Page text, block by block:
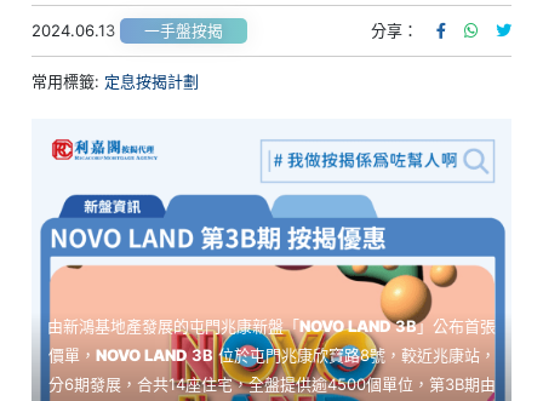
2024.06.13 一手盤按揭 分享：
常用標籤: 定息按揭計劃
由新鴻基地產發展的屯門兆康新盤「NOVO LAND3B」公布首張
價單， NOVO LAND3B位於屯門兆康欣寶路8號，較近兆康站，
分6期發展，合共14座住宅，全盤提供逾4500個單位，第3B期由